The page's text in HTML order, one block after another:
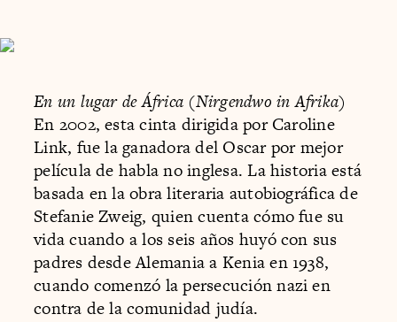
En un lugar de África (Nirgendwo in Afrika)
En 2002, esta cinta dirigida por Caroline
Link, fue la ganadora del Oscar por mejor
película de habla no inglesa. La historia está
basada en la obra literaria autobiográfica de
Stefanie Zweig, quien cuenta cómo fue su
vida cuando a los seis años huyó con sus
padres desde Alemania a Kenia en 1938,
cuando comenzó la persecución nazi en
contra de la comunidad judía.